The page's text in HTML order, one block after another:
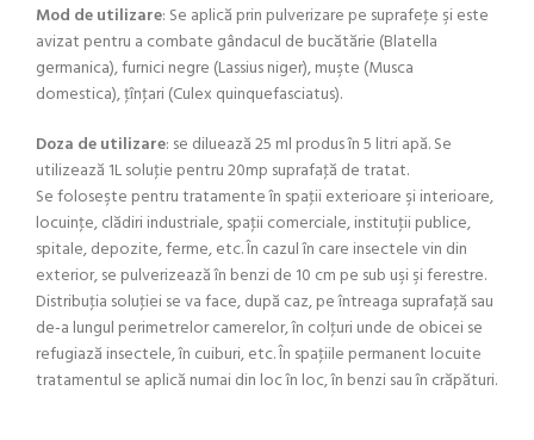
Mod de utilizare: Se aplică prin pulverizare pe suprafeţe şi este
avizat pentru a combate gândacul de bucătărie (Blatella
germanica), furnici negre (Lassius niger), muşte (Musca
domestica), ţînţari (Culex quinquefasciatus).
Doza de utilizare: se diluează 25 ml produs în 5 litri apă. Se
utilizează 1L soluţie pentru 20mp suprafaţă de tratat.
Se foloseşte pentru tratamente în spaţii exterioare şi interioare,
locuinţe, clădiri industriale, spaţii comerciale, instituţii publice,
spitale, depozite, ferme, etc. În cazul în care insectele vin din
exterior, se pulverizează în benzi de 10 cm pe sub uşi şi ferestre.
Distribuţia soluţiei se va face, după caz, pe întreaga suprafaţă sau
de-a lungul perimetrelor camerelor, în colţuri unde de obicei se
refugiază insectele, în cuiburi, etc. În spaţiile permanent locuite
tratamentul se aplică numai din loc în loc, în benzi sau în crăpături.